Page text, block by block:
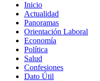
Inicio
Actualidad
Panoramas
Orientación Laboral
Economía
Política
Salud
Confesiones
Dato Útil